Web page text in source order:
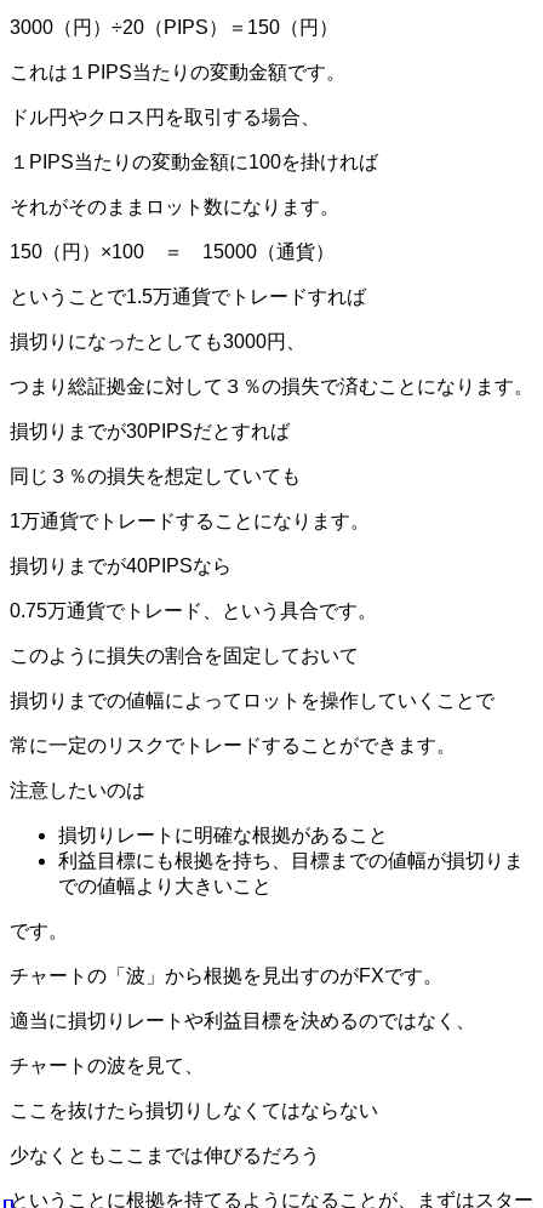
3000（円）÷20（PIPS）＝150（円）
これは１PIPS当たりの変動金額です。
ドル円やクロス円を取引する場合、
１PIPS当たりの変動金額に100を掛ければ
それがそのままロット数になります。
150（円）×100 ＝ 15000（通貨）
ということで1.5万通貨でトレードすれば
損切りになったとしても3000円、
つまり総証拠金に対して３％の損失で済むことになります。
損切りまでが30PIPSだとすれば
同じ３％の損失を想定していても
1万通貨でトレードすることになります。
損切りまでが40PIPSなら
0.75万通貨でトレード、という具合です。
このように損失の割合を固定しておいて
損切りまでの値幅によってロットを操作していくことで
常に一定のリスクでトレードすることができます。
注意したいのは
損切りレートに明確な根拠があること
利益目標にも根拠を持ち、目標までの値幅が損切りま
での値幅より大きいこと
です。
チャートの「波」から根拠を見出すのがFXです。
適当に損切りレートや利益目標を決めるのではなく、
チャートの波を見て、
ここを抜けたら損切りしなくてはならない
少なくともここまでは伸びるだろう
ということに根拠を持てるようになることが、まずはスター